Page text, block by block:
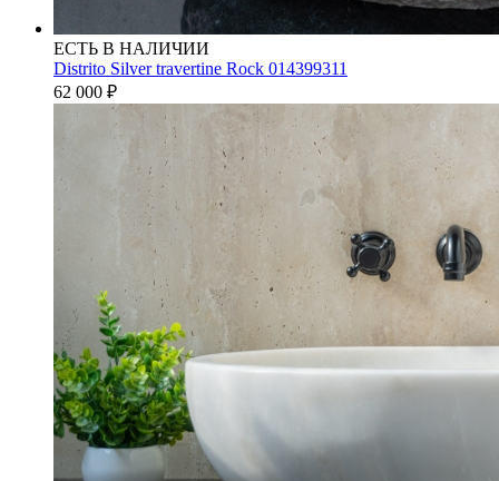
ЕСТЬ В НАЛИЧИИ
Distrito Silver travertine Rock 014399311
62 000 ₽